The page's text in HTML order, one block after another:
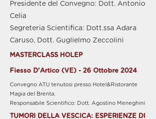
Presidente del Convegno: Dott. Antonio
Celia
Segreteria Scientifica: Dott.ssa Adara
Caruso, Dott. Guglielmo Zeccolini
MASTERCLASS HOLEP
Fiesso D'Artico (VE) - 26 Ottobre 2024
Convegno ATU tenutosi presso Hotel&Ristorante
Magia del Brenta.
Responsabile Scientifico: Dott. Agostino Meneghini
TUMORI DELLA VESCICA: ESPERIENZE DI